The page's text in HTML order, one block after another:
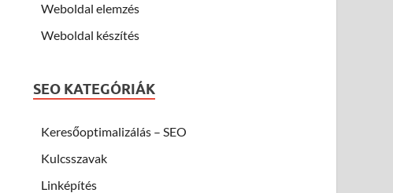
Weboldal elemzés
Weboldal készítés
SEO KATEGÓRIÁK
Keresőoptimalizálás – SEO
Kulcsszavak
Linképítés